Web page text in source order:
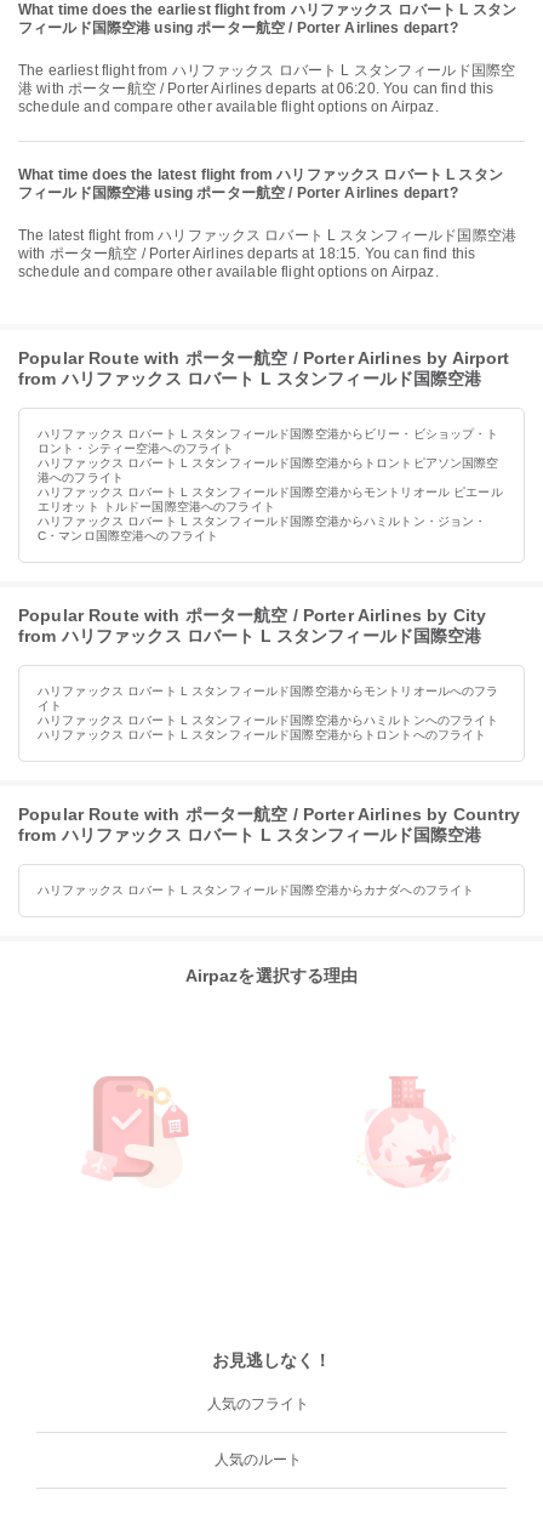
What time does the earliest flight from ハリファックス ロバート L スタン
フィールド国際空港 using ポーター航空 / Porter Airlines depart?
The earliest flight from ハリファックス ロバート L スタンフィールド国際空
港 with ポーター航空 / Porter Airlines departs at 06:20. You can find this
schedule and compare other available flight options on Airpaz.
What time does the latest flight from ハリファックス ロバート L スタン
フィールド国際空港 using ポーター航空 / Porter Airlines depart?
The latest flight from ハリファックス ロバート L スタンフィールド国際空港
with ポーター航空 / Porter Airlines departs at 18:15. You can find this
schedule and compare other available flight options on Airpaz.
Popular Route with ポーター航空 / Porter Airlines by Airport
from ハリファックス ロバート L スタンフィールド国際空港
ハリファックス ロバート L スタンフィールド国際空港からビリー・ビショップ・ト
ロント・シティー空港へのフライト
ハリファックス ロバート L スタンフィールド国際空港からトロントピアソン国際空
港へのフライト
ハリファックス ロバート L スタンフィールド国際空港からモントリオール ピエール
エリオット トルドー国際空港へのフライト
ハリファックス ロバート L スタンフィールド国際空港からハミルトン・ジョン・
C・マンロ国際空港へのフライト
Popular Route with ポーター航空 / Porter Airlines by City
from ハリファックス ロバート L スタンフィールド国際空港
ハリファックス ロバート L スタンフィールド国際空港からモントリオールへのフラ
イト
ハリファックス ロバート L スタンフィールド国際空港からハミルトンへのフライト
ハリファックス ロバート L スタンフィールド国際空港からトロントへのフライト
Popular Route with ポーター航空 / Porter Airlines by Country
from ハリファックス ロバート L スタンフィールド国際空港
ハリファックス ロバート L スタンフィールド国際空港からカナダへのフライト
Airpazを選択する理由
お見逃しなく！
人気のフライト
人気のルート